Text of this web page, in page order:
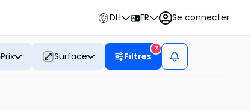
DH FR Se connecter
Prix Surface Filtres
2